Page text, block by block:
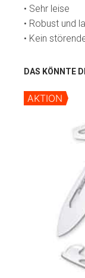
• Sehr leise
• Robust und
• Kein
DAS KÖNNTE
AKTION